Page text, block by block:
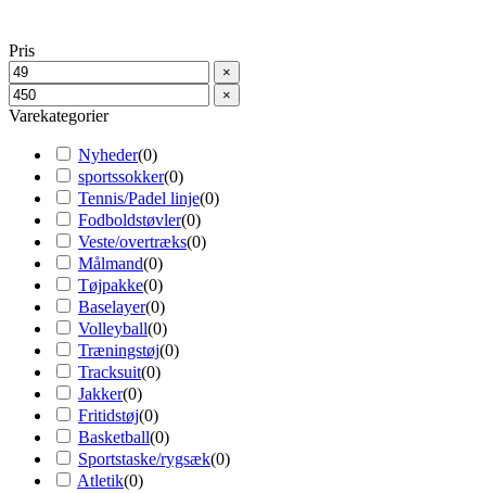
Pris
×
×
Varekategorier
Nyheder(0)
sportssokker(0)
Tennis/Padel linje(0)
Fodboldstøvler(0)
Veste/overtræks(0)
Målmand(0)
Tøjpakke(0)
Baselayer(0)
Volleyball(0)
Træningstøj(0)
Tracksuit(0)
Jakker(0)
Fritidstøj(0)
Basketball(0)
Sportstaske/rygsæk(0)
Atletik(0)